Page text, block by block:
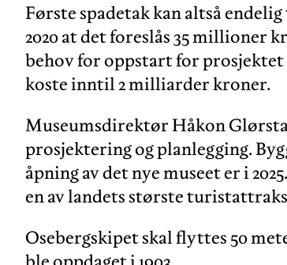
Første spadetak kan altså
2020 at det foreslås 35 millioner
behov for oppstart for
koste inntil 2 milliarder kroner.
Museumsdirektør Håkon
prosjektering og planlegging.
åpning av det nye museet er i
en av landets største
Osebergskipet skal flyttes 50